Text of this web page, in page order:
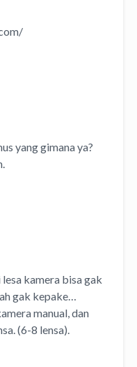
yang gimana ya?
kamera bisa gak
gak kepake…
manual, dan
(6-8 lensa).